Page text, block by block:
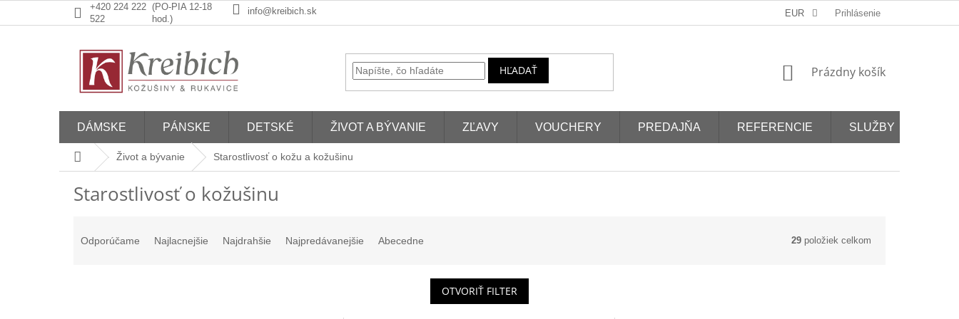
+420 224 222
522
(PO-PIA 12-18
hod.)
info@kreibich.sk EUR Prihlásenie
HĽADAŤ
NÁKUPNÝ
Prázdny košík
DÁMSKE PÁNSKE DETSKÉ ŽIVOT A BÝVANIE ZĽAVY VOUCHERY PREDAJŇA REFERENCIE SLUŽBY
DomovŽivot a bývanie Starostlivosť o kožu a kožušinu
Starostlivosť o kožušinu
Odporúčame Najlacnejšie Najdrahšie Najpredávanejšie Abecedne 29 položiek celkom
OTVORIŤ FILTER